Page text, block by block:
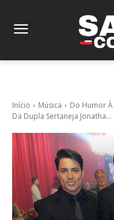
Início Música
Do Humor
Da Dupla Sertaneja Jonatha...